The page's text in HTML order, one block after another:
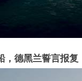
，德黑兰誓言报复